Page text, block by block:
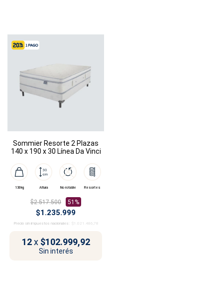
Sommier Resorte 2 Plazas
140 x 190 x 30 Línea Da Vinci
130kg Altura No rotable Resortes
$2.517.500 51%
$1.235.999
Precio sin impuestos nacionales: $1.021.486,78
12 x $102.999,92
Sin interés